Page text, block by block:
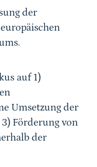
der
auf 1)
Umsetzung der
Förderung von
der